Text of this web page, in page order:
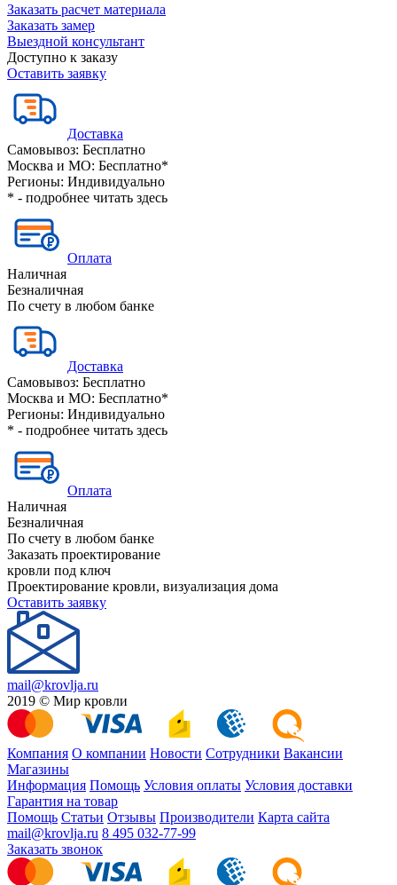
Заказать расчет материала
Заказать замер
Выездной консультант
Доступно к заказу
Оставить заявку
Доставка
Самовывоз: Бесплатно
Москва и МО: Бесплатно*
Регионы: Индивидуально
* - подробнее читать здесь
Оплата
Наличная
Безналичная
По счету в любом банке
Доставка
Самовывоз: Бесплатно
Москва и МО: Бесплатно*
Регионы: Индивидуально
* - подробнее читать здесь
Оплата
Наличная
Безналичная
По счету в любом банке
Заказать проектирование
кровли под ключ
Проектирование кровли, визуализация дома
Оставить заявку
mail@krovlja.ru
2019 © Мир кровли
Компания О компании Новости Сотрудники Вакансии
Магазины
Информация Помощь Условия оплаты Условия доставки
Гарантия на товар
Помощь Статьи Отзывы Производители Карта сайта
mail@krovlja.ru 8 495 032-77-99
Заказать звонок